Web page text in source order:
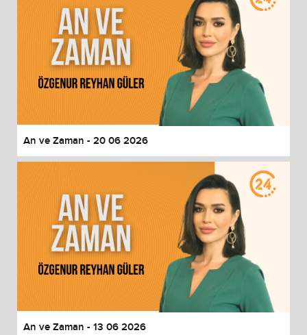
An ve Zaman - 20 06 2026
An ve Zaman - 13 06 2026